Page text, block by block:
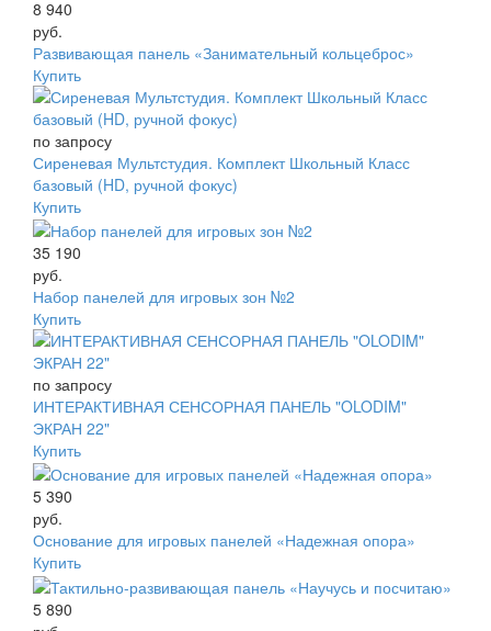
8 940
руб.
Развивающая панель «Занимательный кольцеброс»
Купить
по запросу
Сиреневая Мультстудия. Комплект Школьный Класс
базовый (HD, ручной фокус)
Купить
35 190
руб.
Набор панелей для игровых зон №2
Купить
по запросу
ИНТЕРАКТИВНАЯ СЕНСОРНАЯ ПАНЕЛЬ "OLODIM"
ЭКРАН 22"
Купить
5 390
руб.
Основание для игровых панелей «Надежная опора»
Купить
5 890